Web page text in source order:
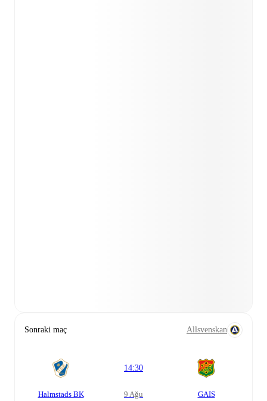
Sonraki maç Allsvenskan
Halmstads BK
14:30
9 Ağu GAIS